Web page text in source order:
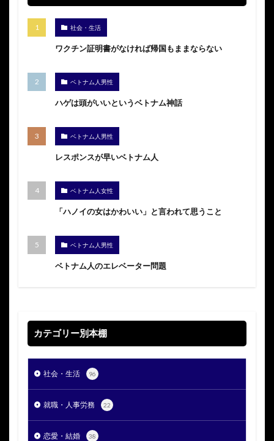
社会・生活
ワクチン証明書がなければ帰国もままならない
ベトナム人男性
ハゲは頭がいいというベトナム神話
ベトナム人男性
レスポンスが早いベトナム人
ベトナム人女性
「ハノイの女はかわいい」と言われて思うこと
ベトナム人男性
ベトナム人のエレベーター問題
カテゴリー別本棚
社会・生活 96
就職・人事労務 22
恋愛・結婚 38